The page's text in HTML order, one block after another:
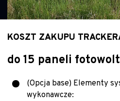
KOSZT ZAKUPU
do 15 paneli
(Opcja base) Elementy
wykonawcze: